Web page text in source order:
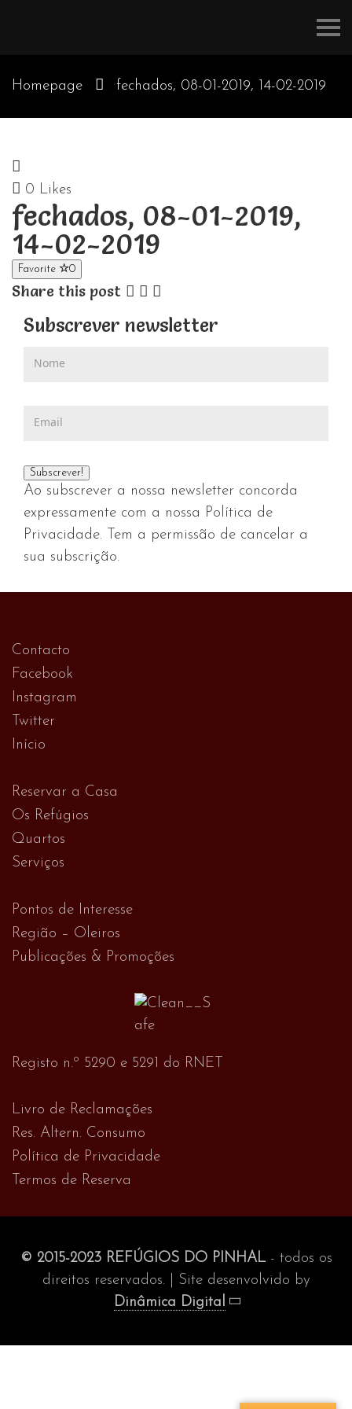
Homepage fechados, 08-01-2019, 14-02-2019
0 Likes
fechados, 08-01-2019,
14-02-2019
Favorite 0
Share this post
Subscrever newsletter
Ao subscrever a nossa newsletter concorda
expressamente com a nossa Política de
Privacidade. Tem a permissão de cancelar a
sua subscrição.
Contacto
Facebook
Instagram
Twitter
Início
Reservar a Casa
Os Refúgios
Quartos
Serviços
Pontos de Interesse
Região – Oleiros
Publicações & Promoções
Registo n.º 5290 e 5291 do RNET
Livro de Reclamações
Res. Altern. Consumo
Política de Privacidade
Termos de Reserva
© 2015-2023 REFÚGIOS DO PINHAL- todos os
direitos reservados. | Site desenvolvido by
Dinâmica Digital